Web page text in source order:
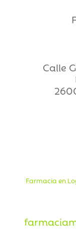
Calle
Farmacia en